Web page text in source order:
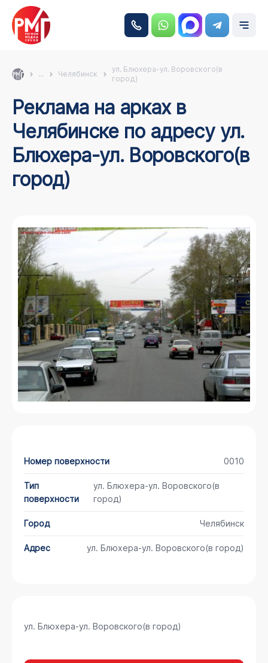
... Челябинск
ул. Блюхера-ул. Воровского(в
город)
Реклама на арках в
Челябинске по адресу ул.
Блюхера-ул. Воровского(в
город)
Номер поверхности 0010
Тип
поверхности
ул. Блюхера-ул. Воровского(в
город)
Город Челябинск
Адрес ул. Блюхера-ул. Воровского(в город)
ул. Блюхера-ул. Воровского(в город)